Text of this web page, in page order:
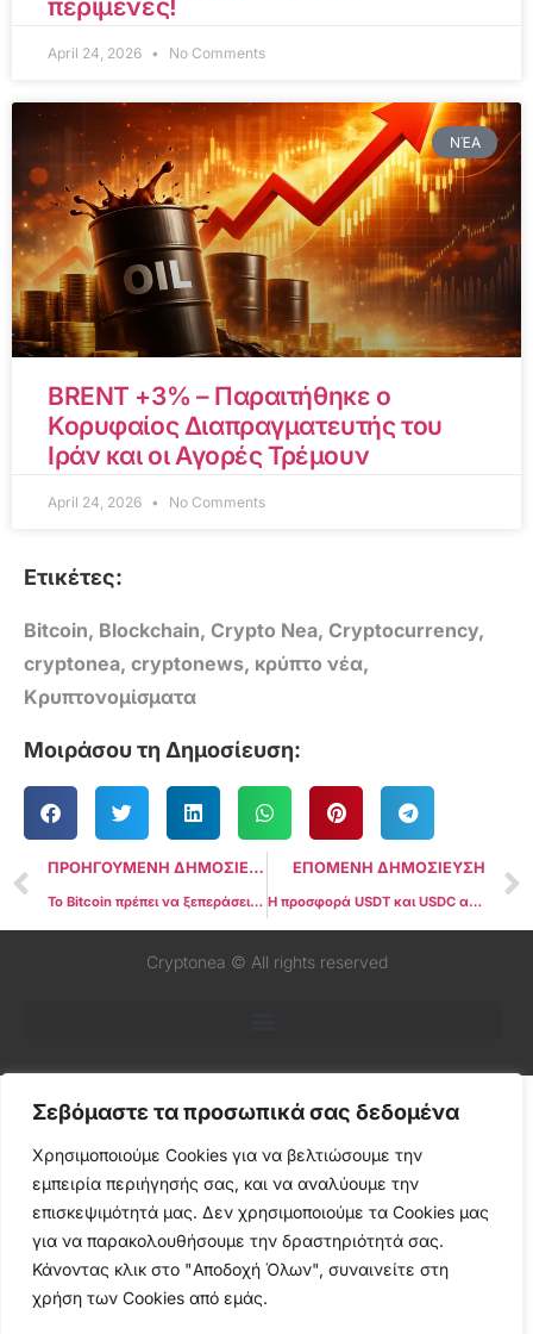
Σεβόμαστε τα προσωπικά σας δεδομένα
Χρησιμοποιούμε Cookies για να βελτιώσουμε την
εμπειρία περιήγησής σας, και να αναλύουμε την
επισκεψιμότητά μας. Δεν χρησιμοποιούμε τα Cookies μας
για να παρακολουθήσουμε την δραστηριότητά σας.
Κάνοντας κλικ στο "Αποδοχή Όλων", συναινείτε στη
χρήση των Cookies από εμάς.
περίμενες!
April 24, 2026 No Comments
ΝΈΑ
BRENT +3% – Παραιτήθηκε ο
Κορυφαίος Διαπραγματευτής του
Ιράν και οι Αγορές Τρέμουν
April 24, 2026 No Comments
Ετικέτες:
Bitcoin, Blockchain, Crypto Nea, Cryptocurrency,
cryptonea, cryptonews, κρύπτο νέα,
Κρυπτονομίσματα
Μοιράσου τη Δημοσίευση:
ΠΡΟΗΓΟΥΜΕΝΗ ΔΗΜΟΣΙΕΥΣΗ
Το Bitcoin πρέπει να ξεπεράσει τα $62K για να αποφύγει τον πιο σοβαρό αντίκτυπο του “Death Cross”
ΕΠΟΜΕΝΗ ΔΗΜΟΣΙΕΥΣΗ
Η προσφορά USDT και USDC αυξήθηκε κατά $3 δισεκατομμύρια καθώς η αγορά των Crypto ανακάμπτει
Cryptonea © All rights reserved